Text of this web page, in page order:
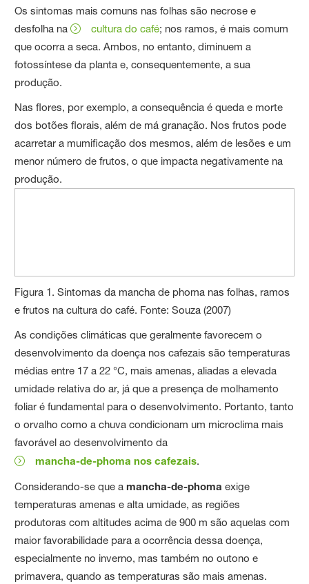
Os sintomas mais comuns nas folhas são necrose e
desfolha na
cultura do café; nos ramos, é mais comum
que ocorra a seca. Ambos, no entanto, diminuem a
fotossíntese da planta e, consequentemente, a sua
produção.
Nas flores, por exemplo, a consequência é queda e morte
dos botões florais, além de má granação. Nos frutos pode
acarretar a mumificação dos mesmos, além de lesões e um
menor número de frutos, o que impacta negativamente na
produção.
Figura 1. Sintomas da mancha de phoma nas folhas, ramos
e frutos na cultura do café. Fonte: Souza (2007)
As condições climáticas que geralmente favorecem o
desenvolvimento da doença nos cafezais são temperaturas
médias entre 17 a 22 °C, mais amenas, aliadas a elevada
umidade relativa do ar, já que a presença de molhamento
foliar é fundamental para o desenvolvimento. Portanto, tanto
o orvalho como a chuva condicionam um microclima mais
favorável ao desenvolvimento da
mancha-de-phoma nos cafezais.
Considerando-se que amancha-de-phoma exige
temperaturas amenas e alta umidade, as regiões
produtoras com altitudes acima de 900 m são aquelas com
maior favorabilidade para a ocorrência dessa doença,
especialmente no inverno, mas também no outono e
primavera, quando as temperaturas são mais amenas.